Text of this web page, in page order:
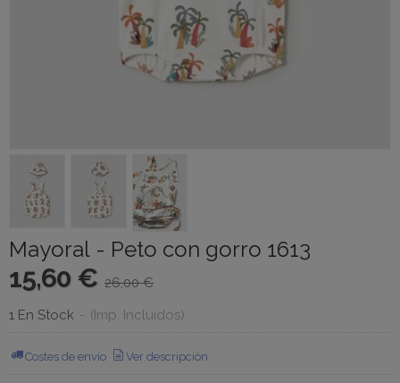
Mayoral - Peto con gorro 1613
15,60 € 26,00 €
1 En Stock - (Imp. Incluidos)
Costes de envío Ver descripción